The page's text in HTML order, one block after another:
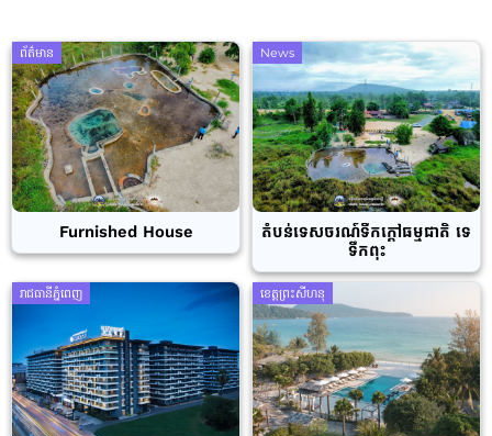
ព័ត៌មាន
Furnished House
News
តំបន់ទេសចរណ៍ទឹកក្តៅធម្មជាតិ ទេ
ទឹកពុះ
រាជធានីភ្នំពេញ ខេត្តព្រះសីហនុ